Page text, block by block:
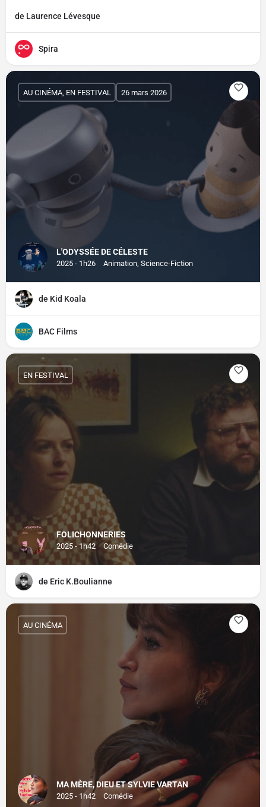
de Laurence Lévesque
Spira
L'ODYSSÉE DE CÉLESTE
2025 - 1h26 Animation, Science-Fiction
AU CINÉMA, EN FESTIVAL 26 mars 2026
de Kid Koala
BAC Films
FOLICHONNERIES
2025 - 1h42 Comédie
EN FESTIVAL
de Eric K.Boulianne
MA MÈRE, DIEU ET SYLVIE VARTAN
2025 - 1h42 Comédie
AU CINÉMA